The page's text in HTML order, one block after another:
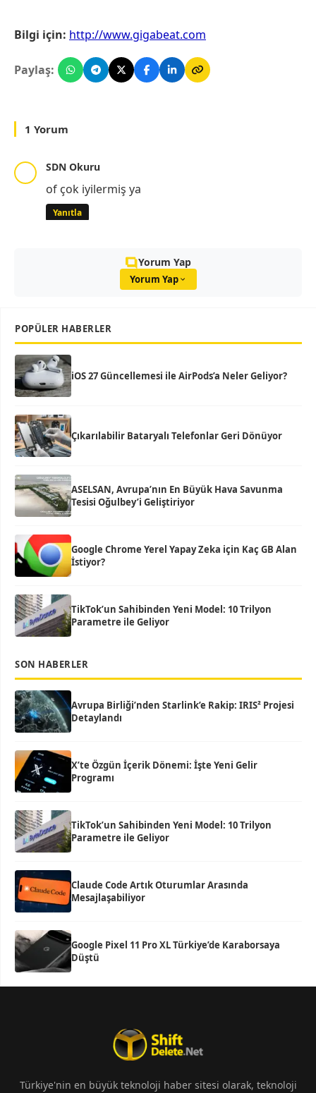
Bilgi için: http://www.gigabeat.com
Paylaş:
1 Yorum
SDN Okuru
of çok iyilermiş ya
Yanıtla
Yorum Yap
Yorum Yap
POPÜLER HABERLER
iOS 27 Güncellemesi ile AirPods’a Neler Geliyor?
Çıkarılabilir Bataryalı Telefonlar Geri Dönüyor
ASELSAN, Avrupa’nın En Büyük Hava Savunma
Tesisi Oğulbey’i Geliştiriyor
Google Chrome Yerel Yapay Zeka için Kaç GB Alan
İstiyor?
TikTok’un Sahibinden Yeni Model: 10 Trilyon
Parametre ile Geliyor
SON HABERLER
Avrupa Birliği’nden Starlink’e Rakip: IRIS² Projesi
Detaylandı
X’te Özgün İçerik Dönemi: İşte Yeni Gelir
Programı
TikTok’un Sahibinden Yeni Model: 10 Trilyon
Parametre ile Geliyor
Claude Code Artık Oturumlar Arasında
Mesajlaşabiliyor
Google Pixel 11 Pro XL Türkiye’de Karaborsaya
Düştü
Türkiye'nin en büyük teknoloji haber sitesi olarak, teknoloji